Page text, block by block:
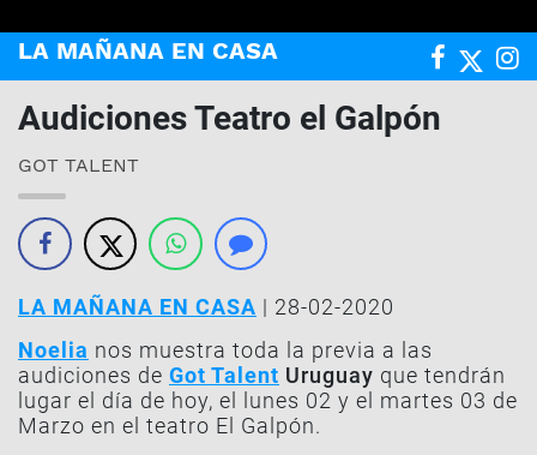
LA MAÑANA EN CASA
Audiciones Teatro el Galpón
GOT TALENT
LA MAÑANA EN CASA | 28-02-2020
Noelia nos muestra toda la previa a las
audiciones de Got Talent Uruguay que tendrán
lugar el día de hoy, el lunes 02 y el martes 03 de
Marzo en el teatro El Galpón.